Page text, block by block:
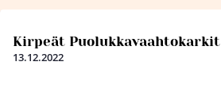
Kirpeät Puolukkavaahtokarkit
13.12.2022